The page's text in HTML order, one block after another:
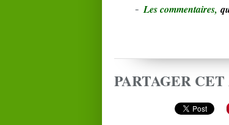
- Les commentaires,
PARTAGER